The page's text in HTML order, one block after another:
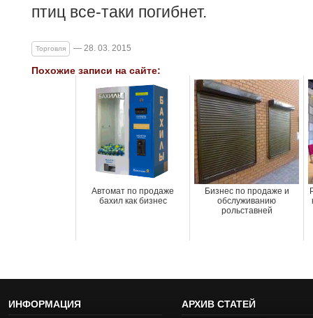
птиц все-таки погибнет.
Торговля — 28. 03. 2015
Похожие записи на сайте:
Автомат по продаже
бахил как бизнес
Бизнес по продаже и
обслуживанию
рольставней
ИНФОРМАЦИЯ АРХИВ СТАТЕЙ